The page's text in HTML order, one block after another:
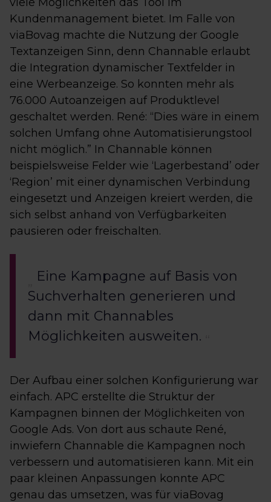
Kundenmanagement bietet. Im Falle von
viaBovag machte die Nutzung der Google
Textanzeigen Sinn, denn Channable erlaubt
die Integration dynamischer Textfelder in
eine Werbeanzeige. So konnten mehr als
76.000 Autoanzeigen auf Produktlevel
geschaltet werden. René: “Dies wäre in einem
solchen Umfang ohne Automatisierungstool
nicht möglich.” In Channable können
beispielsweise Felder wie ‘Lagerbestand’ oder
‘Region’ mit einer dynamischen Verbindung
eingesetzt und Anzeigen kreiert werden, die
sich selbst anhand von Verfügbarkeiten
pausieren oder freischalten.
Eine Kampagne auf Basis von
Suchverhalten generieren und
dann mit Channables
Möglichkeiten ausweiten.
Der Aufbau einer solchen Konfigurierung war
einfach. APC erstellte die Struktur der
Kampagnen binnen der Möglichkeiten von
Google Ads. Von dort aus schaute René,
inwiefern Channable die Kampagnen noch
verbessern und automatisieren kann. Mit ein
paar kleinen Anpassungen konnte APC
genau das umsetzen, was für viaBovag